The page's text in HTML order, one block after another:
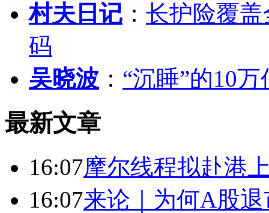
村夫日记 ： 长护险覆
码
吴晓波 ： “沉睡”的10
最新文章
16:07摩尔线程拟赴港
16:07来论｜为何A股